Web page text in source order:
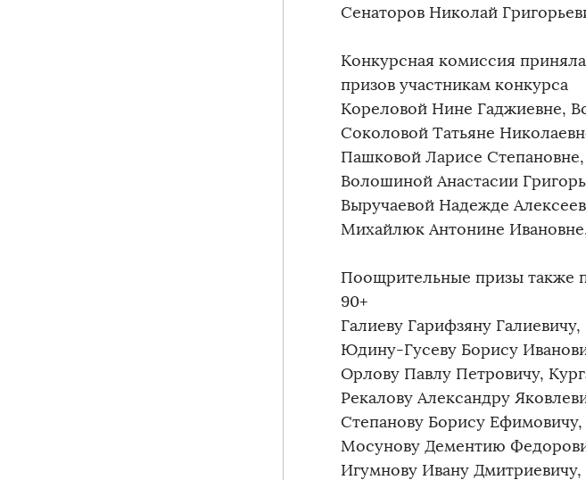
Сенаторов Николай
Конкурсная комиссия
призов участникам конкурса
Кореловой Нине Гаджиевне,
Соколовой Татьяне
Пашковой Ларисе
Волошиной Анастасии
Выручаевой Надежде
Михайлюк Антонине
Поощрительные призы также
90+
Галиеву Гарифзяну
Юдину-Гусеву Борису
Орлову Павлу Петровичу,
Рекалову Александру
Степанову Борису Ефимовичу,
Мосунову Дементию
Игумнову Ивану Дмитриевичу,